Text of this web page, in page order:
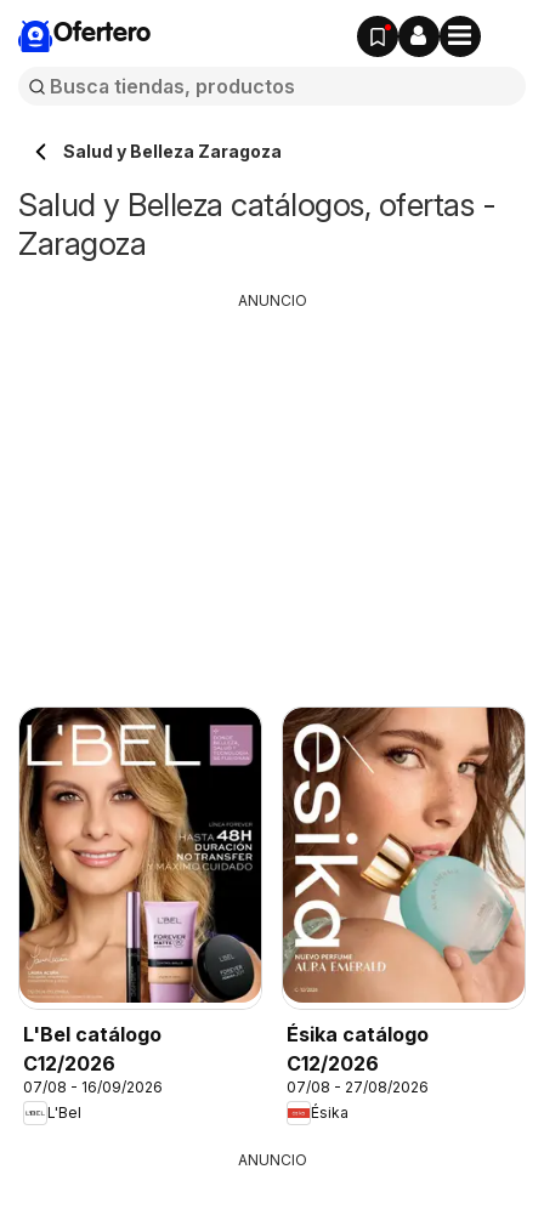
Ofertero
Salud y Belleza Zaragoza
Salud y Belleza catálogos, ofertas -
Zaragoza
L'Bel catálogo
C12/2026
07/08 - 16/09/2026
L'Bel
Ésika catálogo
C12/2026
07/08 - 27/08/2026
Ésika
ANUNCIO
ANUNCIO